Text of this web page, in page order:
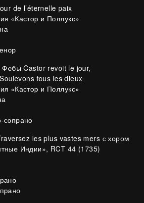
de l’éternelle paix
«Кастор и Поллукс»
Фебы Castor revoit le jour,
tous les dieux
«Кастор и Поллукс»
сопрано
les plus vastes mers с хором
Индии», RCT 44 (1735)